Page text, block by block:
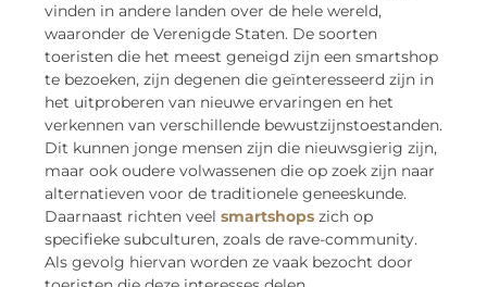
vinden in andere landen over de hele wereld,
waaronder de Verenigde Staten. De soorten
toeristen die het meest geneigd zijn een smartshop
te bezoeken, zijn degenen die geïnteresseerd zijn in
het uitproberen van nieuwe ervaringen en het
verkennen van verschillende bewustzijnstoestanden.
Dit kunnen jonge mensen zijn die nieuwsgierig zijn,
maar ook oudere volwassenen die op zoek zijn naar
alternatieven voor de traditionele geneeskunde.
Daarnaast richten veel smartshops zich op
specifieke subculturen, zoals de rave-community.
Als gevolg hiervan worden ze vaak bezocht door